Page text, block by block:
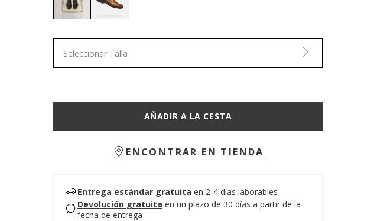
Seleccionar Talla
AÑADIR A LA CESTA
ENCONTRAR EN TIENDA
Entrega estándar gratuita en 2-4 días laborables
Devolución gratuita en un plazo de 30 días a partir de la
fecha de entrega